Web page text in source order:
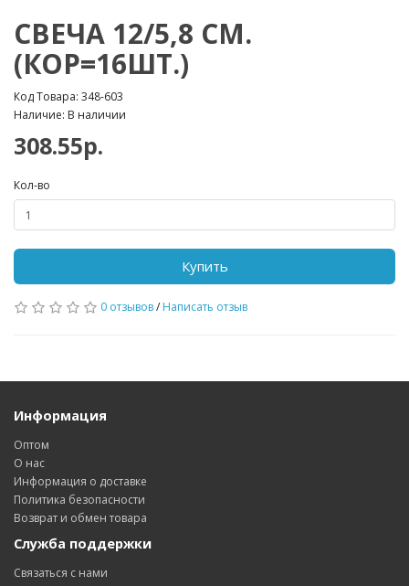
СВЕЧА 12/5,8 СМ.
(КОР=16ШТ.)
Код Товара: 348-603
Наличие: В наличии
308.55р.
Кол-во
Купить
0 отзывов/ Написать отзыв
Информация
Оптом
О нас
Информация о доставке
Политика безопасности
Возврат и обмен товара
Служба поддержки
Связаться с нами